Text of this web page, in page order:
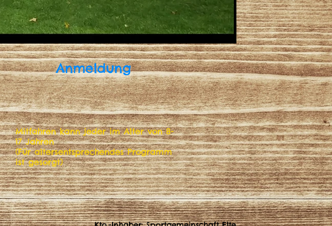
Anmeldung
Mitfahren kann jeder im Alter von 8-
17 Jahren
(Für altersentsprechendes Programm
ist gesorgt)